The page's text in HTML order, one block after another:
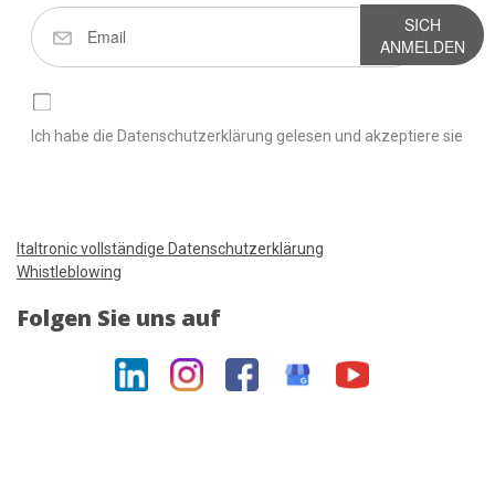
SICH
ANMELDEN
Ich habe die Datenschutzerklärung gelesen und akzeptiere sie
Italtronic vollständige Datenschutzerklärung
Whistleblowing
Folgen Sie uns auf